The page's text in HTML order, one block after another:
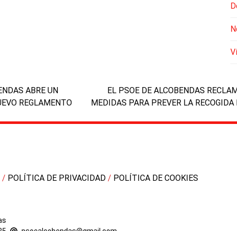
ABRE UN
REGLAMENTO
next
post:
EL PSOE DE ALCOBENDAS
MEDIDAS PARA PREVER LA
/ POLÍTICA DE PRIVACIDAD / POLÍTICA DE COOKIES